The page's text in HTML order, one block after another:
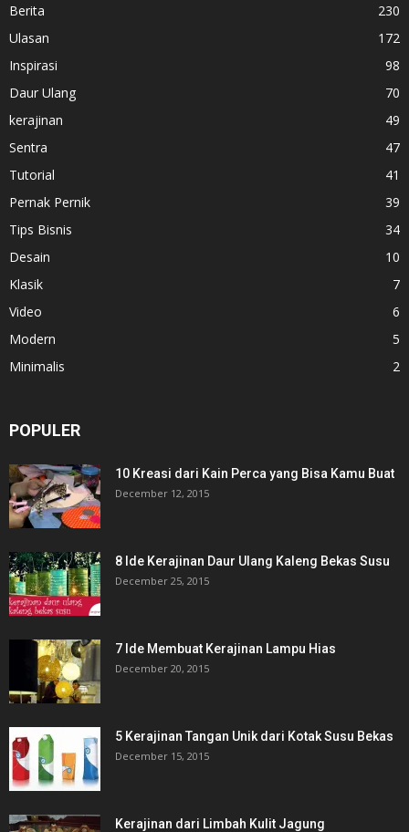
Berita
230
Ulasan
172
Inspirasi
98
Daur Ulang
70
kerajinan
49
Sentra
47
Tutorial
41
Pernak Pernik
39
Tips Bisnis
34
Desain
10
Klasik
7
Video
6
Modern
5
Minimalis
2
POPULER
10 Kreasi dari Kain Perca yang Bisa Kamu Buat
December 12, 2015
8 Ide Kerajinan Daur Ulang Kaleng Bekas Susu
December 25, 2015
7 Ide Membuat Kerajinan Lampu Hias
December 20, 2015
5 Kerajinan Tangan Unik dari Kotak Susu Bekas
December 15, 2015
Kerajinan dari Limbah Kulit Jagung